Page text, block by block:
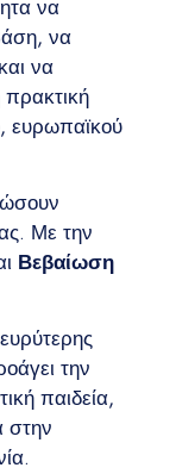
να
να
να
ευρωπαϊκού
Με την
Βεβαίωση
την
παιδεία,
στην